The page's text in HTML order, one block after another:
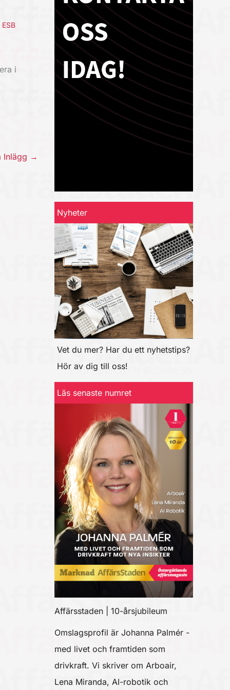
ESB
i
Inlägg →
Nyheter
Vet du mer? Har du ett nyhetstips?
Hör av dig till oss!
Läs senaste numret
Affärsstaden | 10-årsjubileum
Omslagsprofil är Johanna Palmér -
med livet och framtiden som
drivkraft. Vi skriver om Arboair,
Lena Miranda, AI-robotik och